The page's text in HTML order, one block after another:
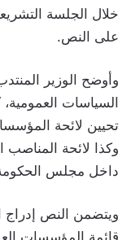
خلال الجلسة
على النص.
وأوضح الوزير
السياسات
تحيين لائحة
وكذا لائحة المناصب
داخل مجلس
ويتضمن النص إدراج
قائمة المؤسسات